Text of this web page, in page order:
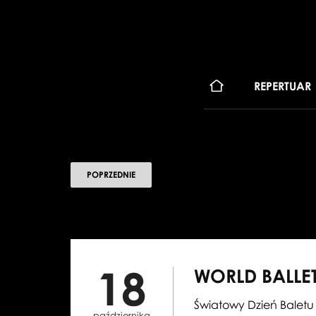
REPERTUAR
POPRZEDNIE
18 WORLD
Światowy Dzień